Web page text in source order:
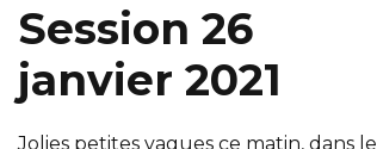
Session 26
janvier 2021
Jolies petites vagues ce matin, dans le